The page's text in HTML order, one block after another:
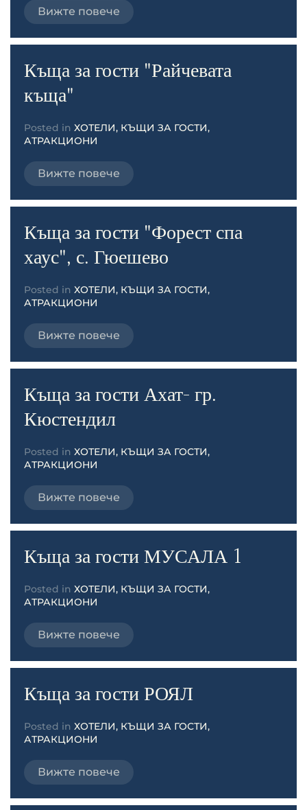
Вижте повече
Къща за гости "Райчевата
къща"
Posted in ХОТЕЛИ, КЪЩИ ЗА ГОСТИ,
АТРАКЦИОНИ
Вижте повече
Къща за гости "Форест спа
хаус", с. Гюешево
Posted in ХОТЕЛИ, КЪЩИ ЗА ГОСТИ,
АТРАКЦИОНИ
Вижте повече
Къща за гости Ахат- гр.
Кюстендил
Posted in ХОТЕЛИ, КЪЩИ ЗА ГОСТИ,
АТРАКЦИОНИ
Вижте повече
Къща за гости МУСАЛА 1
Posted in ХОТЕЛИ, КЪЩИ ЗА ГОСТИ,
АТРАКЦИОНИ
Вижте повече
Къща за гости РОЯЛ
Posted in ХОТЕЛИ, КЪЩИ ЗА ГОСТИ,
АТРАКЦИОНИ
Вижте повече